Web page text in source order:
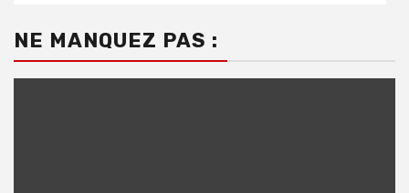
NE MANQUEZ PAS :